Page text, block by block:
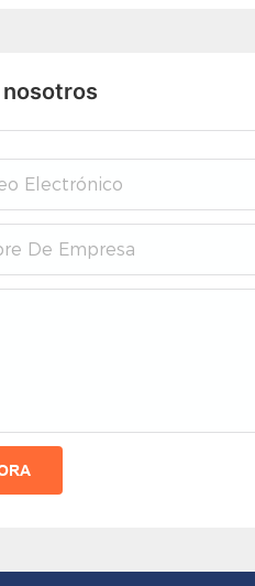
Electrónico
De Empresa